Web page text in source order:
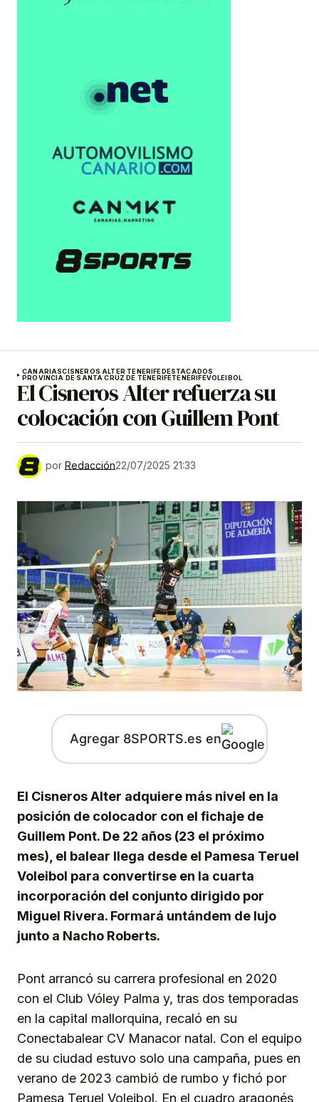
CANARIASCISNEROS ALTER TENERIFEDESTACADOS
PROVINCIA DE SANTA CRUZ DE TENERIFETENERIFEVOLEIBOL
El Cisneros Alter refuerza su
colocación con Guillem Pont
por Redacción22/07/2025 21:33
Agregar 8SPORTS.es en
El Cisneros Alter adquiere más nivel en la
posición de colocador con el fichaje de
Guillem Pont. De 22 años (23 el próximo
mes), el balear llega desde el Pamesa Teruel
Voleibol para convertirse en la cuarta
incorporación del conjunto dirigido por
Miguel Rivera. Formará untándem de lujo
junto a Nacho Roberts.
Pont arrancó su carrera profesional en 2020
con el Club Vóley Palma y, tras dos temporadas
en la capital mallorquina, recaló en su
Conectabalear CV Manacor natal. Con el equipo
de su ciudad estuvo solo una campaña, pues en
verano de 2023 cambió de rumbo y fichó por
Pamesa Teruel Voleibol. En el cuadro aragonés